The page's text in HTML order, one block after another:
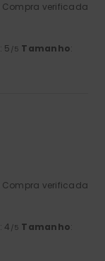
Compra verificada
: 5 /5 Tamanho:
Compra verificada
: 4 /5 Tamanho: